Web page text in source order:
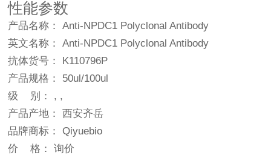
性能参数
产品名称： Anti-NPDC1 Polyclonal Antibody
英文名称： Anti-NPDC1 Polyclonal Antibody
抗体货号： K110796P
产品规格： 50ul/100ul
级 别： , ,
产品产地： 西安齐岳
品牌商标： Qiyuebio
价 格： 询价